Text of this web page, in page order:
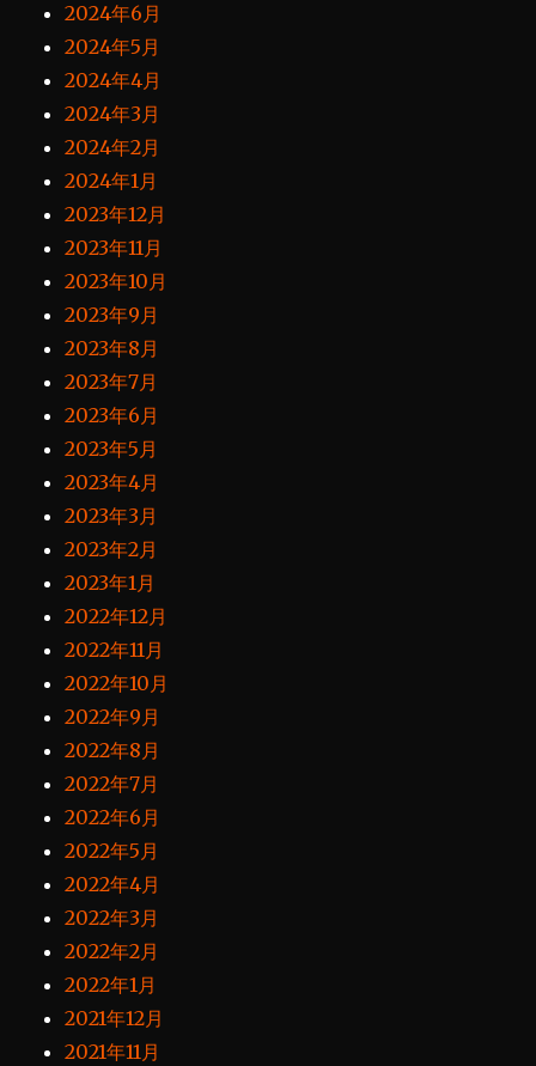
2024年6月
2024年5月
2024年4月
2024年3月
2024年2月
2024年1月
2023年12月
2023年11月
2023年10月
2023年9月
2023年8月
2023年7月
2023年6月
2023年5月
2023年4月
2023年3月
2023年2月
2023年1月
2022年12月
2022年11月
2022年10月
2022年9月
2022年8月
2022年7月
2022年6月
2022年5月
2022年4月
2022年3月
2022年2月
2022年1月
2021年12月
2021年11月